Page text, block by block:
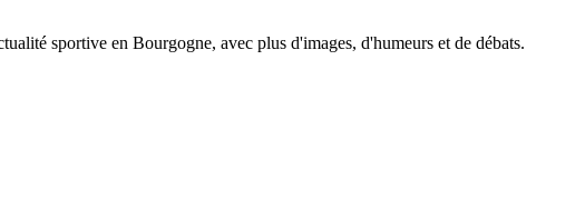
sportive en Bourgogne, avec plus d'images, d'humeurs et de débats.